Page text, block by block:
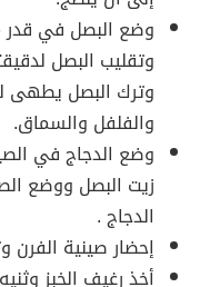
وضع البصل في
وتقليب البصل
وترك البصل يطهى
والفلفل والسماق.
وضع الدجاج في
زيت البصل ووضع
الدجاج .
إحضار صينية الفرن
أخذ رغيف الخبز